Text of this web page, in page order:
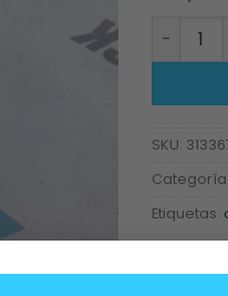
SKU:
Categoría:
Etiquetas: